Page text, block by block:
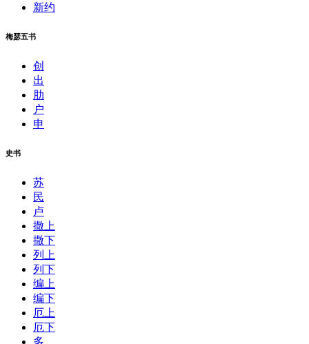
新约
梅瑟五书
创
出
肋
户
申
史书
苏
民
卢
撒上
撒下
列上
列下
编上
编下
厄上
厄下
多